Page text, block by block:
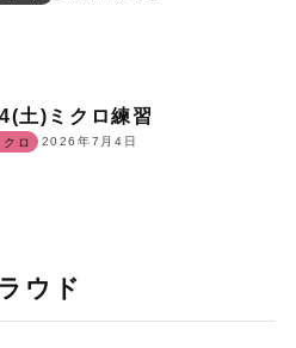
土)ミクロ練習
2026年7月4日
クロ
ラウド